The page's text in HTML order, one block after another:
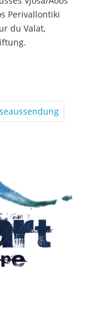
Perivallontiki
du Valat,